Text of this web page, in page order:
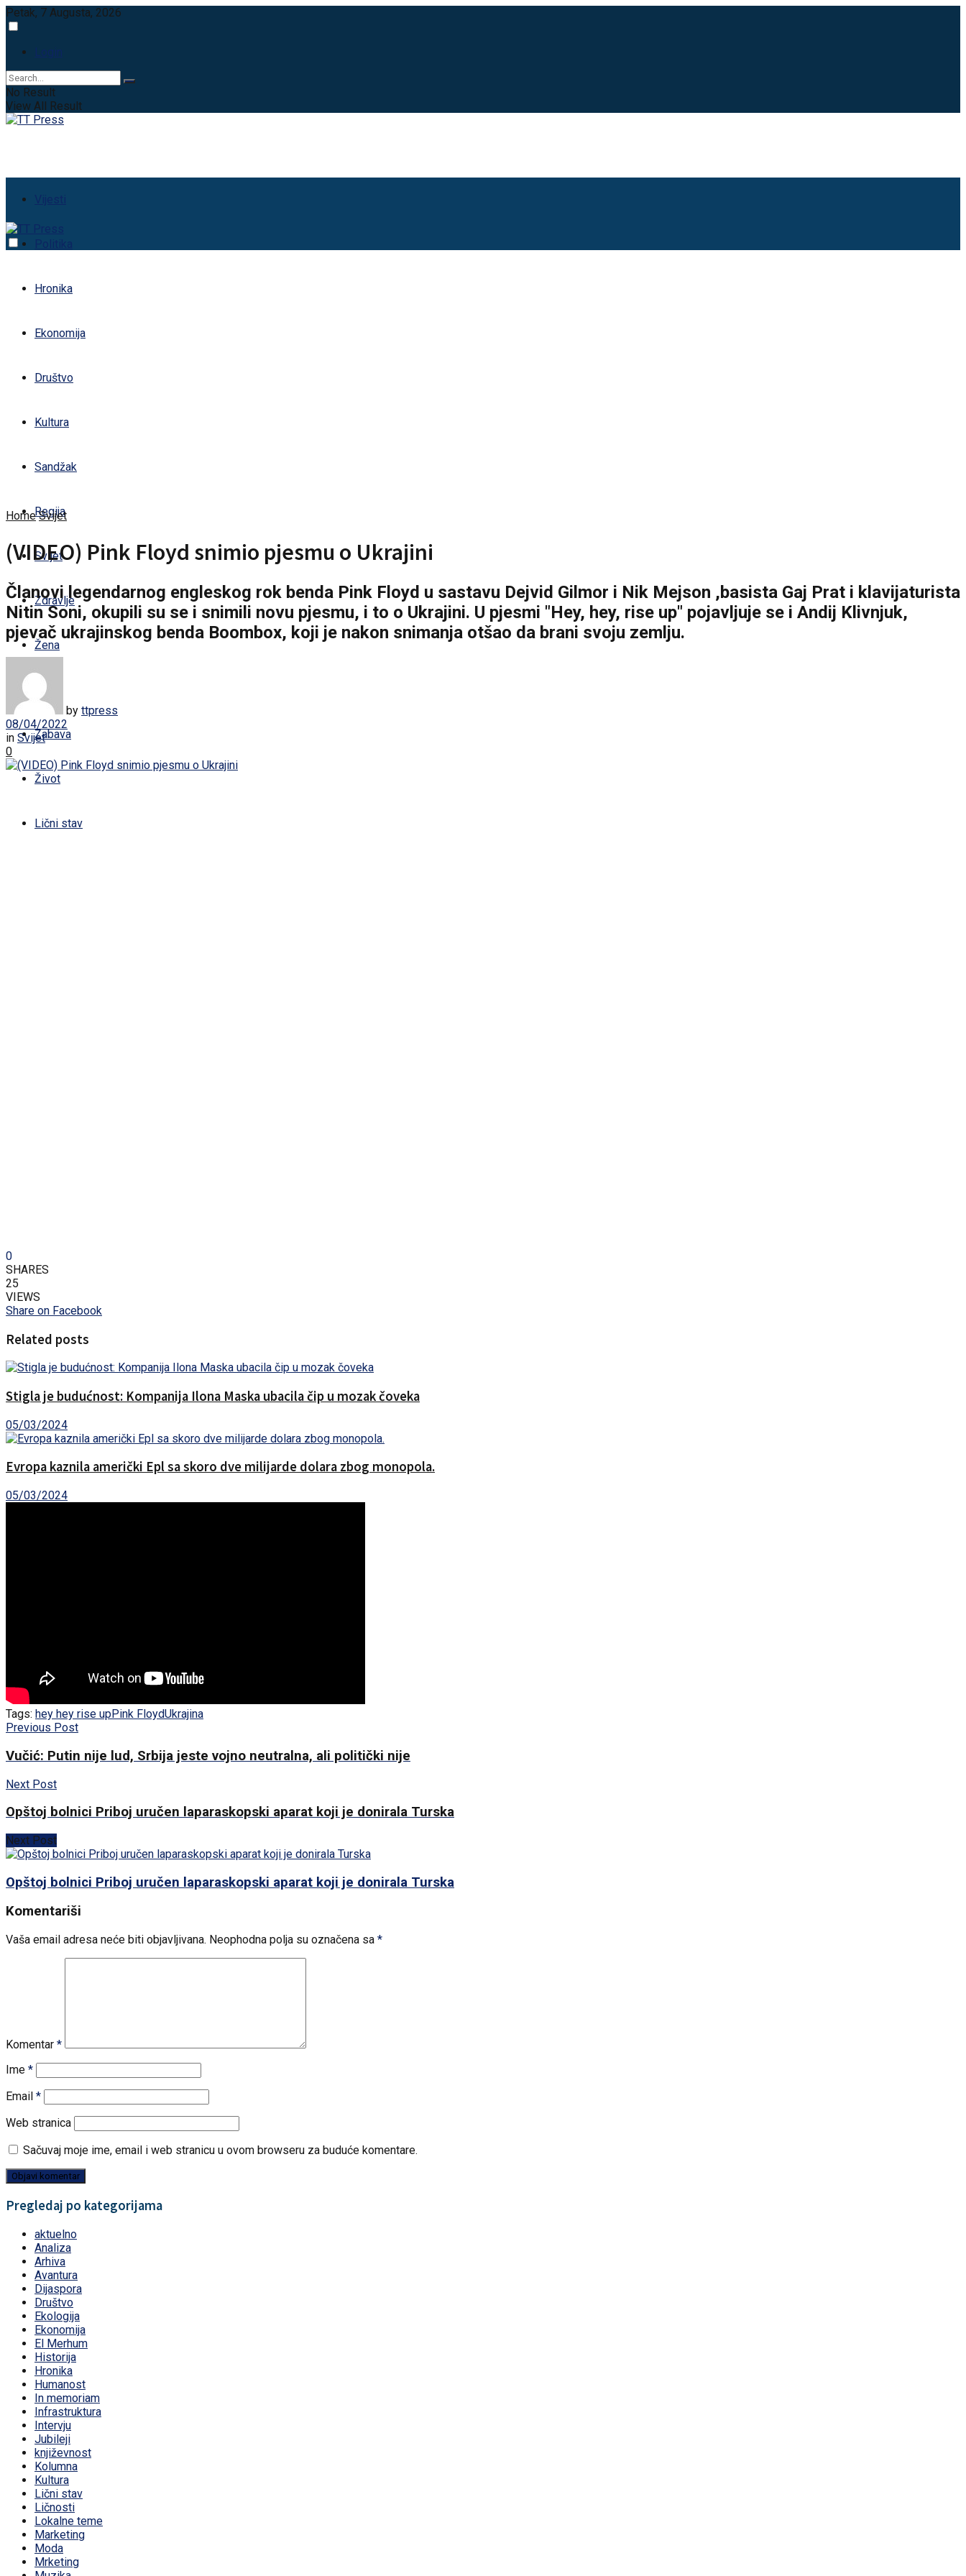
Petak, 7 Augusta, 2026
Login
No Result
View All Result
Vijesti
Politika
Hronika
Ekonomija
Društvo
Kultura
Sandžak
Regija
Svijet
Zdravlje
Žena
Sport
Zabava
Život
Lični stav
Home Svijet
(VIDEO) Pink Floyd snimio pjesmu o Ukrajini
Članovi legendarnog engleskog rok benda Pink Floyd u sastavu Dejvid Gilmor i Nik Mejson ,basista Gaj Prat i klavijaturista
Nitin Soni, okupili su se i snimili novu pjesmu, i to o Ukrajini. U pjesmi "Hey, hey, rise up" pojavljuje se i Andij Klivnjuk,
pjevač ukrajinskog benda Boombox, koji je nakon snimanja otšao da brani svoju zemlju.
by ttpress
08/04/2022
in Svijet
0
0
SHARES
25
VIEWS
Share on Facebook
Related posts
Stigla je budućnost: Kompanija Ilona Maska ubacila čip u mozak čoveka
05/03/2024
Evropa kaznila američki Epl sa skoro dve milijarde dolara zbog monopola.
05/03/2024
Tags: hey hey rise upPink FloydUkrajina
Previous Post
Vučić: Putin nije lud, Srbija jeste vojno neutralna, ali politički nije
Next Post
Opštoj bolnici Priboj uručen laparaskopski aparat koji je donirala Turska
Next Post
Opštoj bolnici Priboj uručen laparaskopski aparat koji je donirala Turska
Komentariši
Vaša email adresa neće biti objavljivana. Neophodna polja su označena sa *
Komentar *
Ime *
Email *
Web stranica
Sačuvaj moje ime, email i web stranicu u ovom browseru za buduće komentare.
Pregledaj po kategorijama
aktuelno
Analiza
Arhiva
Avantura
Dijaspora
Društvo
Ekologija
Ekonomija
El Merhum
Historija
Hronika
Humanost
In memoriam
Infrastruktura
Intervju
Jubileji
književnost
Kolumna
Kultura
Lični stav
Ličnosti
Lokalne teme
Marketing
Moda
Mrketing